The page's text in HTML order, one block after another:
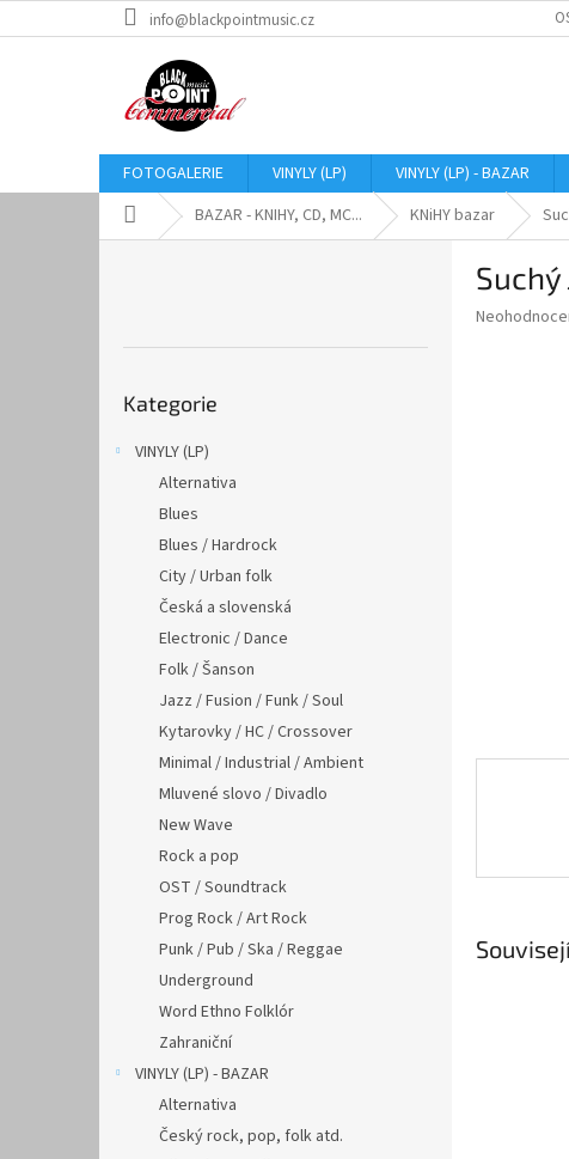
na
info@blackpointmusic.cz
FOTOGALERIE VINYLY (LP) VINYLY (LP) - BAZAR
Domů BAZAR - KNIHY, CD, MC... KNiHY bazar
kategorie
Kategorie
VINYLY (LP)
Alternativa
Blues
Blues / Hardrock
City / Urban folk
Česká a slovenská
Electronic / Dance
Folk / Šanson
Jazz / Fusion / Funk / Soul
Kytarovky / HC / Crossover
Minimal / Industrial / Ambient
Mluvené slovo / Divadlo
New Wave
Rock a pop
OST / Soundtrack
Prog Rock / Art Rock
Punk / Pub / Ska / Reggae
Underground
Word Ethno Folklór
Zahraniční
VINYLY (LP) - BAZAR
Alternativa
Český rock, pop, folk atd.
Suchý
Průměrné